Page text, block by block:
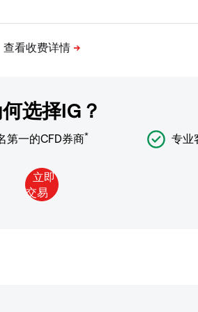
选择IG？
第一的CFD券商* 专业